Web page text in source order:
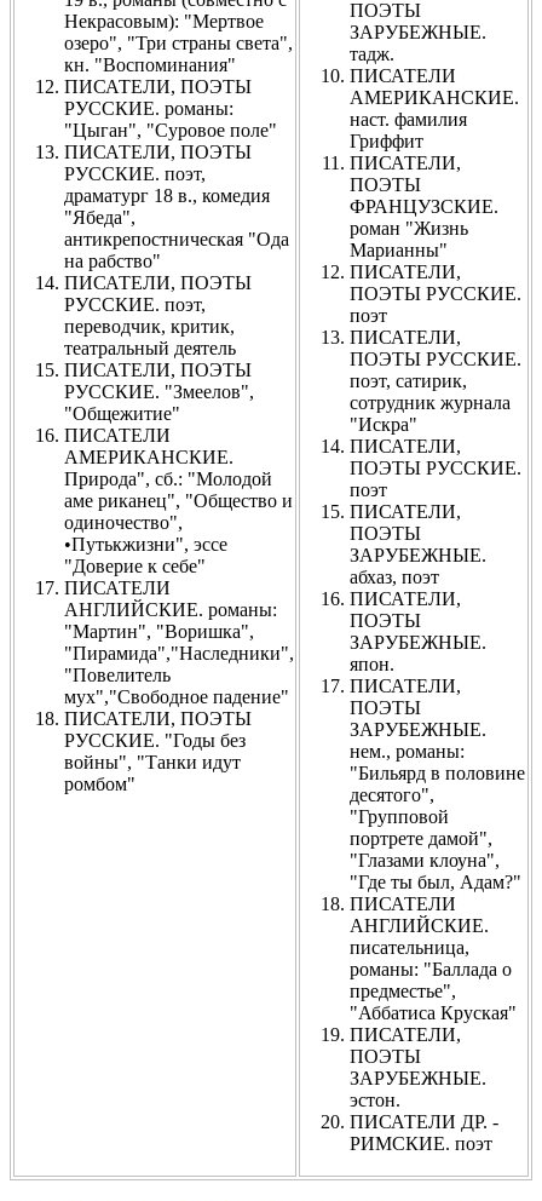
Некрасовым): "Мертвое
озеро", "Три страны света",
кн. "Воспоминания"
ПИСАТЕЛИ, ПОЭТЫ
РУССКИЕ. романы:
"Цыган", "Суровое поле"
ПИСАТЕЛИ, ПОЭТЫ
РУССКИЕ. поэт,
драматург 18 в., комедия
"Ябеда",
антикрепостническая "Ода
на рабство"
ПИСАТЕЛИ, ПОЭТЫ
РУССКИЕ. поэт,
переводчик, критик,
театральный деятель
ПИСАТЕЛИ, ПОЭТЫ
РУССКИЕ. "Змеелов",
"Общежитие"
ПИСАТЕЛИ
АМЕРИКАНСКИЕ.
Природа", сб.: "Молодой
аме риканец", "Общество и
одиночество",
•Путькжизни", эссе
"Доверие к себе"
ПИСАТЕЛИ
АНГЛИЙСКИЕ. романы:
"Мартин", "Воришка",
"Пирамида","Наследники",
"Повелитель
мух","Свободное падение"
ПИСАТЕЛИ, ПОЭТЫ
РУССКИЕ. "Годы без
войны", "Танки идут
ромбом"
ПОЭТЫ
ЗАРУБЕЖНЫЕ.
тадж.
ПИСАТЕЛИ
АМЕРИКАНСКИЕ.
наст. фамилия
Гриффит
ПИСАТЕЛИ,
ПОЭТЫ
ФРАНЦУЗСКИЕ.
роман "Жизнь
Марианны"
ПИСАТЕЛИ,
ПОЭТЫ РУССКИЕ.
поэт
ПИСАТЕЛИ,
ПОЭТЫ РУССКИЕ.
поэт, сатирик,
сотрудник журнала
"Искра"
ПИСАТЕЛИ,
ПОЭТЫ РУССКИЕ.
поэт
ПИСАТЕЛИ,
ПОЭТЫ
ЗАРУБЕЖНЫЕ.
абхаз, поэт
ПИСАТЕЛИ,
ПОЭТЫ
ЗАРУБЕЖНЫЕ.
япон.
ПИСАТЕЛИ,
ПОЭТЫ
ЗАРУБЕЖНЫЕ.
нем., романы:
"Бильярд в половине
десятого",
"Групповой
портрете дамой",
"Глазами клоуна",
"Где ты был, Адам?"
ПИСАТЕЛИ
АНГЛИЙСКИЕ.
писательница,
романы: "Баллада о
предместье",
"Аббатиса Круская"
ПИСАТЕЛИ,
ПОЭТЫ
ЗАРУБЕЖНЫЕ.
эстон.
ПИСАТЕЛИ ДР. -
РИМСКИЕ. поэт